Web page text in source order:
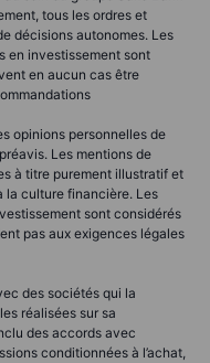
tous les ordres et
décisions autonomes. Les
en investissement sont
en aucun cas être
opinions personnelles de
Les mentions de
à titre purement illustratif et
la culture financière. Les
sont considérés
pas aux exigences légales
des sociétés qui la
réalisées sur sa
des accords avec
conditionnées à l’achat,